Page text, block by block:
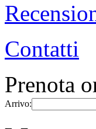
Contatti
Prenota
Arrivo: